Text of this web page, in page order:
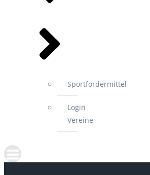
Sportfördermittel
Login
Vereine